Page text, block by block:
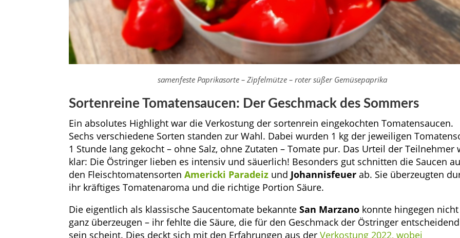
samenfeste Paprikasorte – Zipfelmütze – roter süßer Gemüsepaprika
Sortenreine Tomatensaucen: Der Geschmack des Sommers
Ein absolutes Highlight war die Verkostung der sortenrein eingekochten Tomatensaucen.
Sechs verschiedene Sorten standen zur Wahl. Dabei wurden 1 kg der jeweiligen
1 Stunde lang gekocht – ohne Salz, ohne Zutaten – Tomate pur. Das Urteil der Teilnehmer
klar: Die Östringer lieben es intensiv und säuerlich! Besonders gut schnitten die Saucen
den Fleischtomatensorten Americki Paradeiz und Johannisfeuer ab. Sie überzeugten
ihr kräftiges Tomatenaroma und die richtige Portion Säure.
Die eigentlich als klassische Saucentomate bekannteSan Marzano konnte hingegen nicht
ganz überzeugen – ihr fehlte die Säure, die für den Geschmack der Östringer
sein scheint. Dies deckt sich mit den Erfahrungen aus derVerkostung 2022, wobei